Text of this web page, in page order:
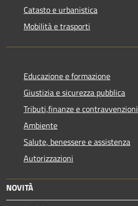
Catasto e urbanistica
Mobilità e trasporti
Educazione e formazione
Giustizia e sicurezza pubblica
Tributi,finanze e contravvenzioni
Ambiente
Salute, benessere e assistenza
Autorizzazioni
NOVITÀ